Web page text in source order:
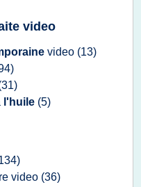
video
video (13)
l'huile (5)
video (36)